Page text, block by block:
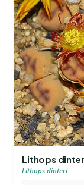
Lithops
Lithops dinteri